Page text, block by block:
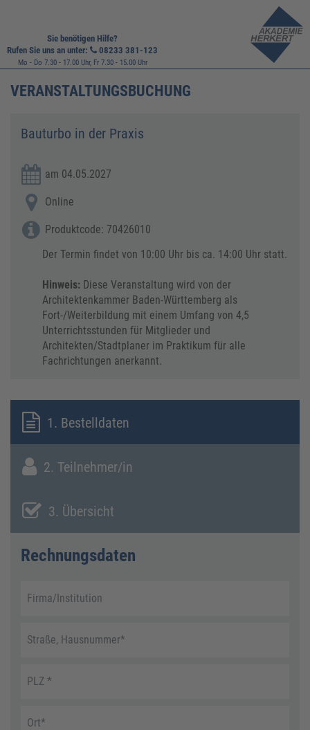
Sie benötigen Hilfe?
Rufen Sie uns an unter:
08233 381-123
Mo - Do 7.30 - 17.00 Uhr, Fr 7.30 - 15.00 Uhr
VERANSTALTUNGSBUCHUNG
​​Bauturbo in der Praxis
am 04.05.2027
Online
Produktcode: 70426010
Der Termin findet von 10:00 Uhr bis ca. 14:00 Uhr statt.
Hinweis: Diese Veranstaltung wird von der
Architektenkammer Baden-Württemberg als
Fort-/Weiterbildung mit einem Umfang von 4,5
Unterrichtsstunden für Mitglieder und
Architekten/Stadtplaner im Praktikum für alle
Fachrichtungen anerkannt.
1. Bestelldaten
2. Teilnehmer/in
3. Übersicht
Rechnungsdaten
Firma/Institution
Straße, Hausnummer*
PLZ *
Ort*